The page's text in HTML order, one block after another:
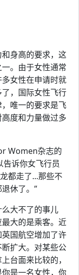
身高的要求，这
。由于女性通常
女性在申请时就
，国际女性飞行
唯一的要求是飞
度和力量做过多
Women杂志的
诉你女飞行员
都走了...那些不
休了。”
大不了的事儿
大的是乘客。近
国航空增加了许
扩大。对某些公
台面来比较的，
是一名女性，你